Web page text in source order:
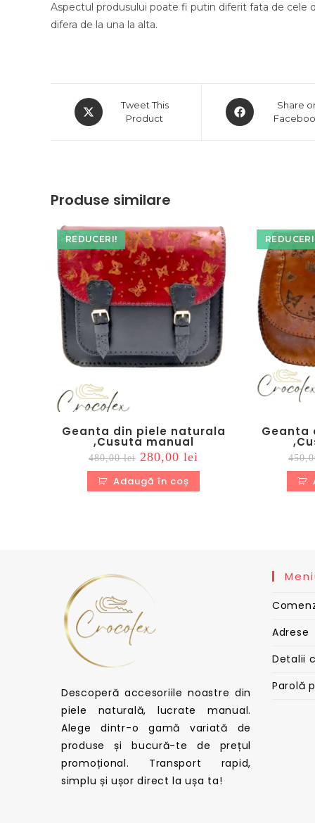
Aspectul produsului poate fi putin diferit fata de cele
difera de la una la alta.
Opens
in
Tweet This
Product
Opens
in
Share
Produse similare
REDUCERI!
Geanta din piele naturala
,Cusuta manual
480,00lei Prețul
inițial
a
fost:
480,00 lei.
280,00lei
este:
Adaugă în coș
Geanta
Descoperă accesoriile noastre din
piele naturală, lucrate manual.
Alege dintr-o gamă variată de
produse și bucură-te de prețul
promoțional. Transport rapid,
simplu și ușor direct la ușa ta!
Adrese
Detalii
Parolă